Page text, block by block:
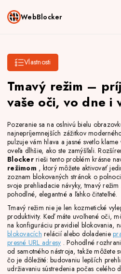
WebBlocker
Vlastnosti
Tmavý režim –
vaše oči, vo dne i
Pozeranie sa na oslnivú bielu
najnepríjemnejších zážitkov
pulzuje vám hlava a jasné svetlo
oveľa dlhšie, ako ste zamýšľali.
Blockerrieši tento problém krásne
režimom , ktorý môžete aktivovať
zoznam blokovaných stránok o
svoje prehliadacie návyky, tmavý
pohodlné, elegantné a ľahko čitateľné.
Tmavý režim nie je len kozmetické
produktivity. Keď máte uvoľnené oči,
na konfiguráciu pravidiel blokovania,
blokovacích relácií alebo doladenie
presné URL adresy . Pohodlné
od samotného nástroja, takže môžete
čo je dôležité: budovaniu lepších
udržiavaniu sústredenia počas celého